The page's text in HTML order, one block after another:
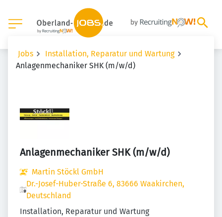
Jobs
Installation, Reparatur und Wartung
Anlagenmechaniker SHK (m/w/d)
Anlagenmechaniker SHK (m/w/d)
Martin Stöckl GmbH
Dr.-Josef-Huber-Straße 6, 83666 Waakirchen,
Deutschland
Installation, Reparatur und Wartung